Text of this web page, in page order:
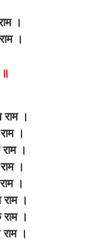
।
।
॥
राम ।
।
राम ।
।
।
।
।
।